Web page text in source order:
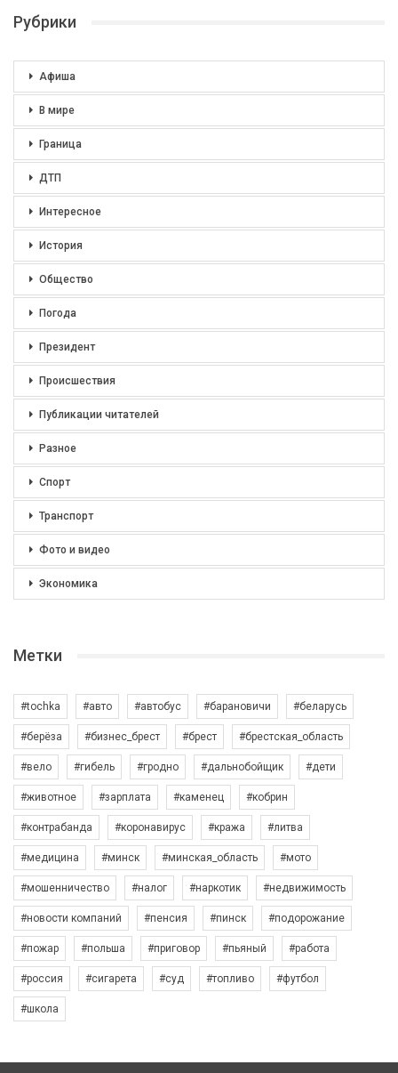
Рубрики
Афиша
В мире
Граница
ДТП
Интересное
История
Общество
Погода
Президент
Происшествия
Публикации читателей
Разное
Спорт
Транспорт
Фото и видео
Экономика
Метки
#tochka #авто #автобус #барановичи #беларусь
#берёза #бизнес_брест #брест #брестская_область
#вело #гибель #гродно #дальнобойщик #дети
#животное #зарплата #каменец #кобрин
#контрабанда #коронавирус #кража #литва
#медицина #минск #минская_область #мото
#мошенничество #налог #наркотик #недвижимость
#новости компаний #пенсия #пинск #подорожание
#пожар #польша #приговор #пьяный #работа
#россия #сигарета #суд #топливо #футбол
#школа